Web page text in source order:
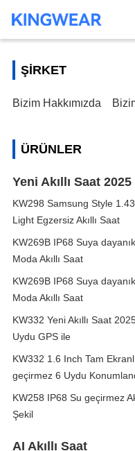
ŞIRKET
Bizim Hakkımızda
ÜRÜNLER
Yeni Akıllı Saat 2025
KW298 Samsung Style
Light Egzersiz Akıllı Saat
KW269B IP68 Suya
Moda Akıllı Saat
KW269B IP68 Suya
Moda Akıllı Saat
KW332 Yeni Akıllı Saat
Uydu GPS ile
KW332 1.6 Inch Tam
geçirmez 6 Uydu
KW258 IP68 Su geçirmez
Şekil
AI Akıllı Saat